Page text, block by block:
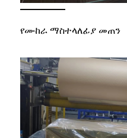
የሙከራ ማስተላለፊያ መጠን